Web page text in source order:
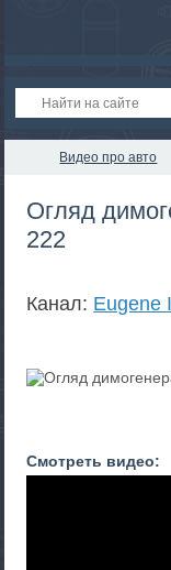
Видео про авто
Огляд
222
Канал: Eugene
Смотреть видео: